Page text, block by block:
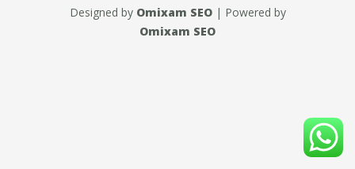
Designed by Omixam SEO| Powered by
Omixam SEO